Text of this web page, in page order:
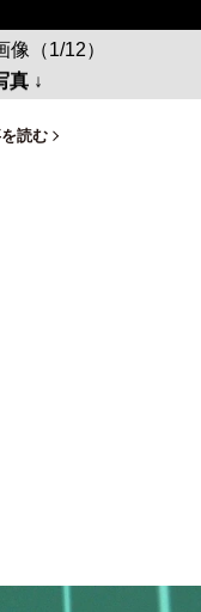
（1/12）
真 ↓
読む